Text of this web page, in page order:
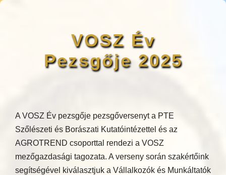
VOSZ Év
Pezsgője 2025
A VOSZ Év pezsgője pezsgőversenyt a PTE
Szőlészeti és Borászati Kutatóintézettel és az
AGROTREND csoporttal rendezi a VOSZ
mezőgazdasági tagozata. A verseny során szakértőink
segítségével kiválasztjuk a Vállalkozók és Munkáltatók